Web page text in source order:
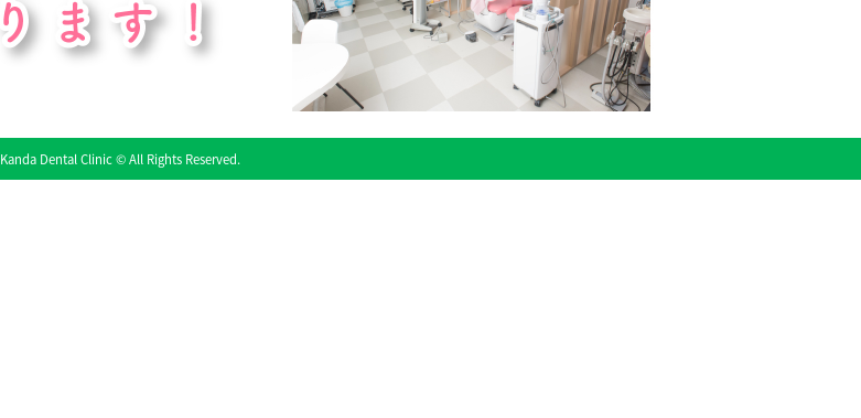
Kanda Dental Clinic © All Rights Reserved.